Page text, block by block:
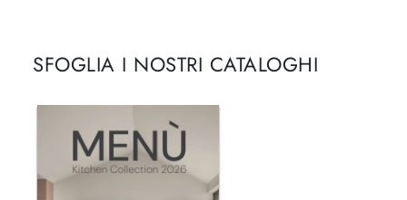
SFOGLIA I NOSTRI CATALOGHI